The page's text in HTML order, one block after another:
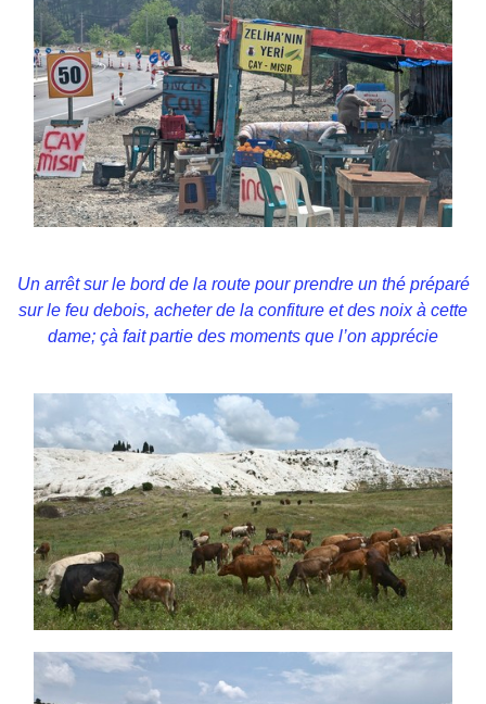
Un arrêt sur le bord de la route pour prendre un thé préparé
sur le feu debois, acheter de la confiture et des noix à cette
dame; çà fait partie des moments que l’on apprécie